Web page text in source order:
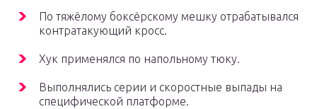
По тяжёлому боксёрскому мешку отрабатывался
контратакующий кросс.
Хук применялся по напольному тюку.
Выполнялись серии и скоростные выпады на
специфической платформе.